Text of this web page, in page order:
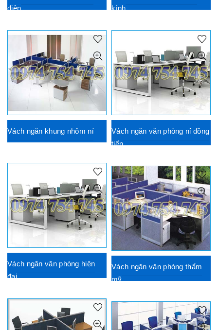
điện
kính
Vách ngăn khung nhôm nỉ
Vách ngăn văn phòng nỉ đồng
tiến
Vách ngăn văn phòng hiện
đại
Vách ngăn văn phòng thẩm
mỹ